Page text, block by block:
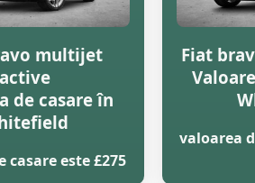
multijet
active
de casare în
casare este £275
Fiat
valoarea